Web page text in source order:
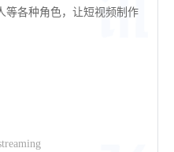
等各种角色，让短视频制作